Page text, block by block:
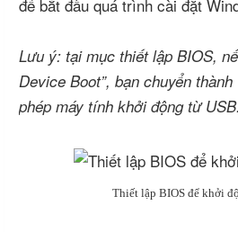
để bắt đầu quá trình cài đặt
Lưu ý: tại mục thiết lập BIOS,
Device Boot”, bạn chuyển thành
phép máy tính khởi động từ USB.
Thiết lập BIOS để khởi